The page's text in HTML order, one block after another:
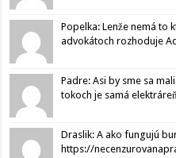
Popelka: Lenže nemá to
advokátoch rozhoduje
Padre: Asi by sme sa
tokoch je samá
Draslik: A ako fungujú
https://